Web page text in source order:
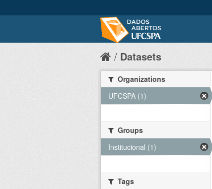
Datasets
Organizations
UFCSPA (1)
Groups
Institucional (1)
Tags